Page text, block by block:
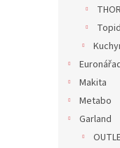
Makita
Metabo
Garland